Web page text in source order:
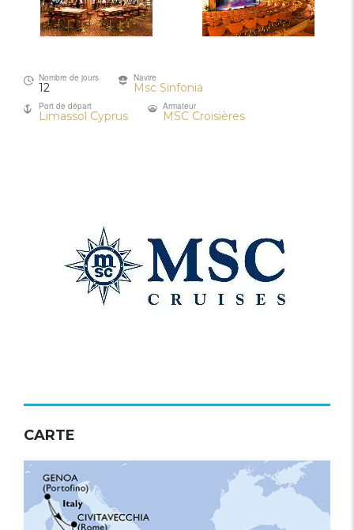
Nombre de jours
12
Navire
Msc Sinfonia
Port de départ
Limassol Cyprus
Armateur
MSC Croisières
CARTE